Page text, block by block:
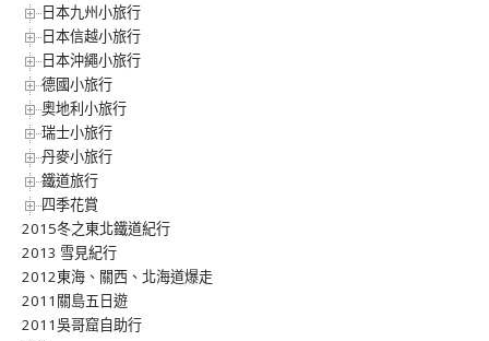
日本九州小旅行
日本信越小旅行
日本沖繩小旅行
德國小旅行
奧地利小旅行
瑞士小旅行
丹麥小旅行
鐵道旅行
四季花賞
2015冬之東北鐵道紀行
2013 雪見紀行
2012東海、關西、北海道爆走
2011關島五日遊
2011吳哥窟自助行